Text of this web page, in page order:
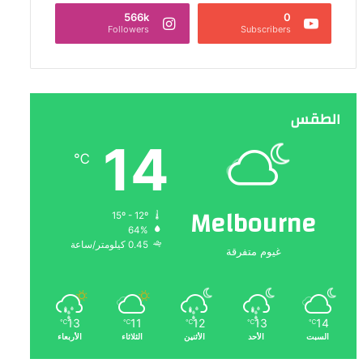
0
Subscribers
566k
Followers
الطقس
Melbourne
غيوم متفرقة
14
℃
64%
0.45 كيلومتر/ساعة
14
℃
السبت
13
℃
الأحد
12
℃
الأثنين
11
℃
الثلاثاء
13
℃
الأربعاء